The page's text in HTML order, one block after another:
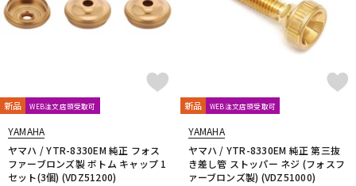
新品 WEB注文店頭受取可
YAMAHA
ヤマハ / YTR-8330EM 純正 フォス
ファーブロンズ製 ボトム キャップ 1
セット(3個) (VDZ51200)
新品 WEB注文店頭受取可
YAMAHA
ヤマハ / YTR-8330EM 純正 第三抜
き差し管 ストッパー ネジ (フォスフ
ァーブロンズ製) (VDZ51000)